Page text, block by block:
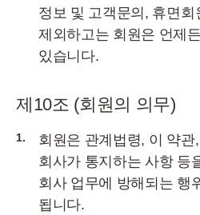
정보 및 고객문의, 휴면회
제외하고는 회원은 언제
있습니다.
제10조 (회원의 의무)
1.
회원은 관계법령, 이 약
회사가 통지하는 사항 등
회사 업무에 방해되는 행
됩니다.